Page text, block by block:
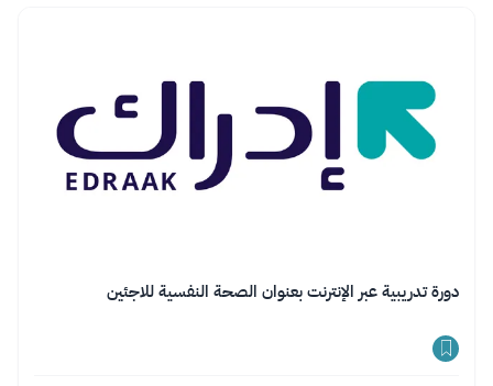
دورة تدريبية عبر الإنترنت بعنوان الصحة النفسية للاجئين